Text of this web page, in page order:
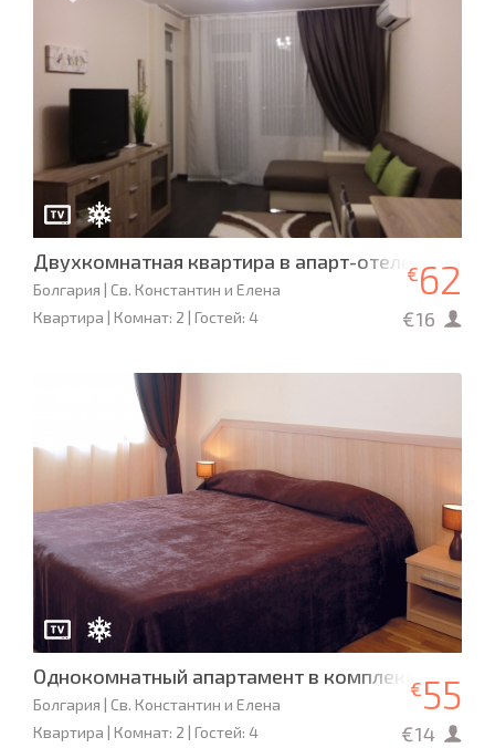
Двухкомнатная квартира в апарт-отеле
Болгария | Св. Константин и Елена
Квартира | Комнат: 2 | Гостей: 4
€62
€16
Однокомнатный апартамент в комплексе Maxi
Болгария | Св. Константин и Елена
Квартира | Комнат: 2 | Гостей: 4
€55
€14